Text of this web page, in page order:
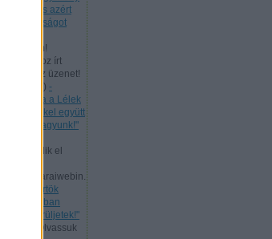
és azért
bizonyságot
írt
is szól az üzenet!
) -
"Maga a Lélek
lelkünkkel együtt
vagyunk!"
kezdődik el
garaiwebin.
- Csütörtök
az Úrban
örüljetek!"
ajánlat! Olvassuk